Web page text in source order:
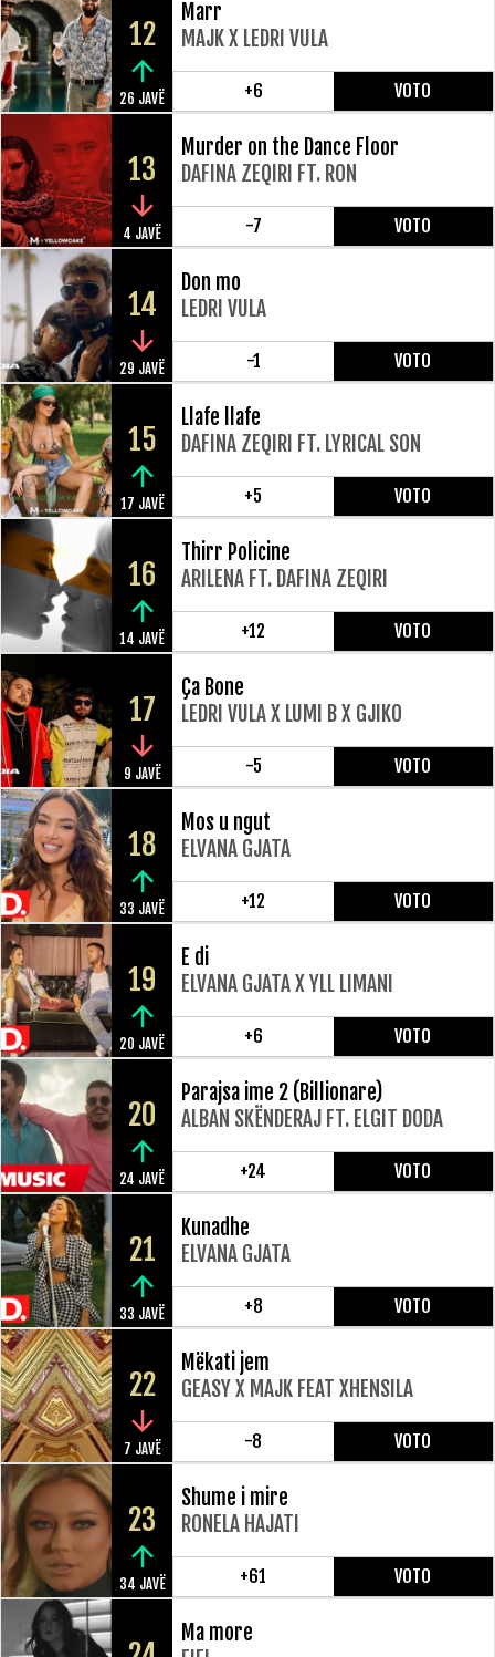
12
26 JAVË
Marr
MAJK X LEDRI VULA
+6 VOTO
13
4 JAVË
Murder on the Dance Floor
DAFINA ZEQIRI FT. RON
-7 VOTO
14
29 JAVË
Don mo
LEDRI VULA
-1 VOTO
15
17 JAVË
Llafe llafe
DAFINA ZEQIRI FT. LYRICAL SON
+5 VOTO
16
14 JAVË
Thirr Policine
ARILENA FT. DAFINA ZEQIRI
+12 VOTO
17
9 JAVË
Ça Bone
LEDRI VULA X LUMI B X GJIKO
-5 VOTO
18
33 JAVË
Mos u ngut
ELVANA GJATA
+12 VOTO
19
20 JAVË
E di
ELVANA GJATA X YLL LIMANI
+6 VOTO
20
24 JAVË
Parajsa ime 2 (Billionare)
ALBAN SKËNDERAJ FT. ELGIT DODA
+24 VOTO
21
33 JAVË
Kunadhe
ELVANA GJATA
+8 VOTO
22
7 JAVË
Mëkati jem
GEASY X MAJK FEAT XHENSILA
-8 VOTO
23
34 JAVË
Shume i mire
RONELA HAJATI
+61 VOTO
Ma more